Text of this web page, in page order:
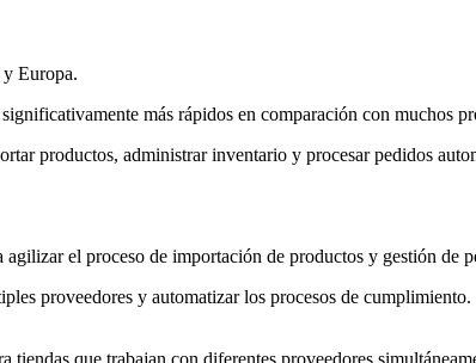
y Europa.
más rápidos en comparación con muchos
productos, administrar inventario y procesar pedidos
el proceso de importación de productos y gestión de
proveedores y automatizar los procesos de
que trabajan con diferentes proveedores